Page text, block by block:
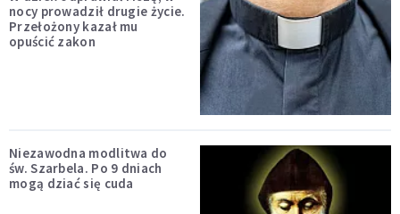
nocy prowadził drugie życie.
Przełożony kazał mu
opuścić zakon
Niezawodna modlitwa do
św. Szarbela. Po 9 dniach
mogą dziać się cuda